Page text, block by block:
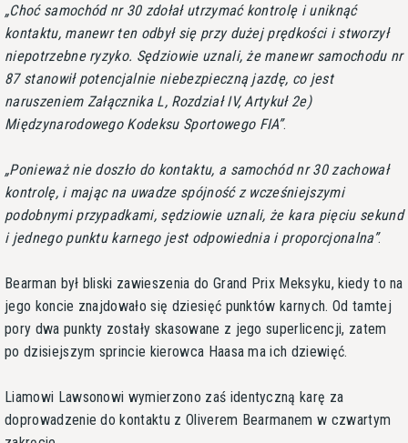
Choć samochód nr 30 zdołał utrzymać kontrolę i uniknąć
kontaktu, manewr ten odbył się przy dużej prędkości i stworzył
niepotrzebne ryzyko. Sędziowie uznali, że manewr samochodu nr
87 stanowił potencjalnie niebezpieczną jazdę, co jest
naruszeniem Załącznika L, Rozdział IV, Artykuł 2e)
Międzynarodowego Kodeksu Sportowego FIA .
Ponieważ nie doszło do kontaktu, a samochód nr 30 zachował
kontrolę, i mając na uwadze spójność z wcześniejszymi
podobnymi przypadkami, sędziowie uznali, że kara pięciu sekund
i jednego punktu karnego jest odpowiednia i proporcjonalna .
Bearman był bliski zawieszenia do Grand Prix Meksyku, kiedy to na
jego koncie znajdowało się dziesięć punktów karnych. Od tamtej
pory dwa punkty zostały skasowane z jego superlicencji, zatem
po dzisiejszym sprincie kierowca Haasa ma ich dziewięć.
Liamowi Lawsonowi wymierzono zaś identyczną karę za
doprowadzenie do kontaktu z Oliverem Bearmanem w czwartym